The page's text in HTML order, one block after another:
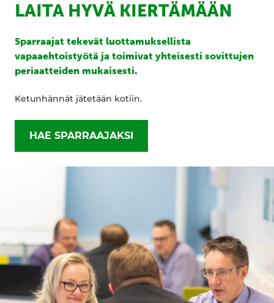
LAITA HYVÄ KIERTÄMÄÄN
Sparraajat tekevät luottamuksellista
vapaaehtoistyötä ja toimivat yhteisesti sovittujen
periaatteiden mukaisesti.
Ketunhännät jätetään kotiin.
HAE SPARRAAJAKSI